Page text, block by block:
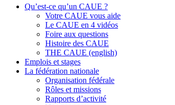
Qu’est-ce qu’un CAUE ?
Votre CAUE vous aide
Le CAUE en 4 vidéos
Foire aux questions
Histoire des CAUE
THE CAUE (english)
Emplois et stages
La fédération nationale
Organisation fédérale
Rôles et missions
Rapports d’activité